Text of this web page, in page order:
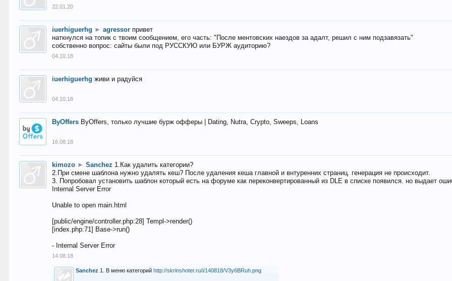
22.01.20
iuerhiguerhg ► agressor привет
наткнулся на топик с твоим сообщением, его часть: "После ментовских наездов за адалт, решил с ним подзавязать"
собственно вопрос: сайты были под РУССКУЮ или БУРЖ аудиторию?
04.10.18
iuerhiguerhg живи и радуйся
04.10.18
ByOffers ByOffers, только лучшие бурж офферы | Dating, Nutra, Crypto, Sweeps, Loans
16.08.18
kimozo ► Sanchez 1.Как удалить категории?
2.При смене шаблона нужно удалять кеш? После удаления кеша главной и внтуренних страниц. генерация не происходит.
3. Попробовал установить шаблон который есть на форуме как переконвертированный из DLE в списке появился. но выдает
Internal Server Error
Unable to open main.html
[public/engine/controller.php:28] Templ->render()
[index.php:71] Base->run()
- Internal Server Error
14.08.18
Sanchez 1. В меню категорийhttp://skrinshoter.ru/i/140818/V3y6BRuh.png